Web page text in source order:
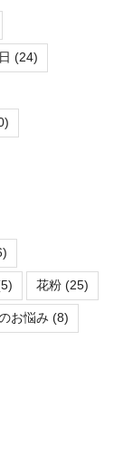
(24)
花粉 (25)
お悩み (8)